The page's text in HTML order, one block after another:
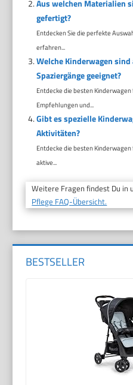
Aus welchen Materialien
gefertigt?
Entdecken Sie die perfekte
erfahren...
Welche Kinderwagen
Spaziergänge geeignet?
Entdecke die besten
Empfehlungen und...
Gibt es spezielle
Aktivitäten?
Entdecke die besten
aktive...
Weitere Fragen findest Du in
Pflege FAQ-Übersicht.
BESTSELLER